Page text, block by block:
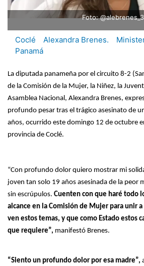
Foto: @alebrenes_3
Coclé Alexandra Brenes.
Panamá
La diputada panameña por el circuito 8-2
de la Comisión de la Mujer, la Niñez, la
Asamblea Nacional, Alexandra Brenes,
profundo pesar tras el trágico asesinato de
años, ocurrido este domingo 12 de octubre
provincia de Coclé.
“Con profundo dolor quiero mostrar mi
joven tan solo 19 años asesinada de la peor
sin escrúpulos. Cuenten con que haré todo
alcance en la Comisión de Mujer para unir
ven estos temas, y que como Estado estos
que requiere”, manifestó Brenes.
“Siento un profundo dolor por esa madre”,